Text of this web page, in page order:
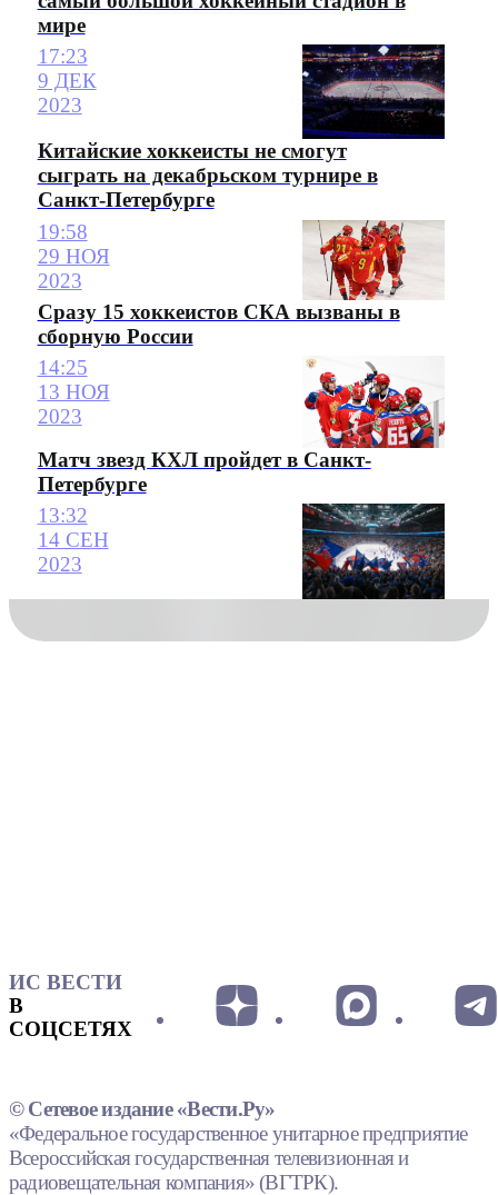
мире
17:23
9 ДЕК
2023
Китайские хоккеисты не смогут
сыграть на декабрьском турнире в
Санкт-Петербурге
19:58
29 НОЯ
2023
Сразу 15 хоккеистов СКА вызваны в
сборную России
14:25
13 НОЯ
2023
Матч звезд КХЛ пройдет в Санкт-
Петербурге
13:32
14 СЕН
2023
ИС ВЕСТИ
В
СОЦСЕТЯХ
© Сетевое издание «Вести.Ру»
«Федеральное государственное унитарное предприятие
Всероссийская государственная телевизионная и
радиовещательная компания» (ВГТРК).